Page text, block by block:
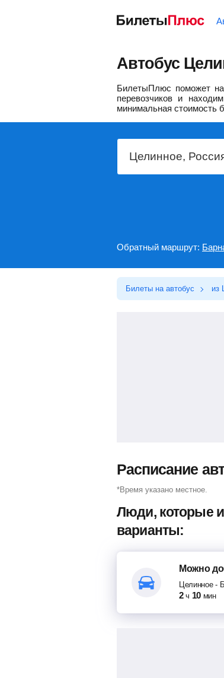
Автобус
БилетыПлюс поможет
перевозчиков и
минимальная стоимость
Обратный маршрут:
Билеты на автобус из
Расписание
*Время указано местное.
Люди, которые
варианты:
Можно
Целинное-
2 ч 10 мин